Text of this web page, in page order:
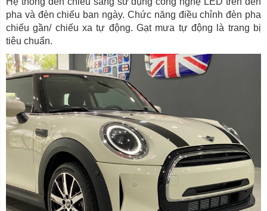
pha và đèn chiếu ban ngày. Chức năng điều chỉnh đèn pha
chiếu gần/ chiếu xa tự động. Gạt mưa tự động là trang bị
tiêu chuẩn.